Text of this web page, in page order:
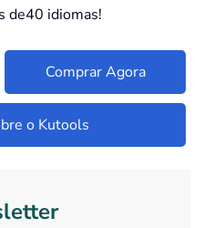
de40 idiomas!
Comprar Agora
o Kutools